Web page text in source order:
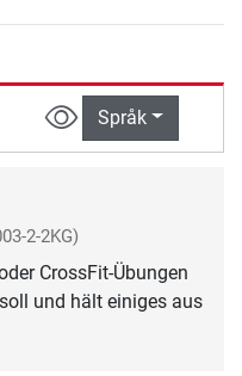
Språk
2-2KG)
CrossFit-Übungen
und hält einiges aus